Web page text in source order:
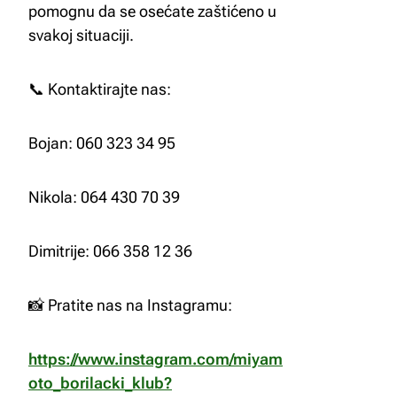
pomognu da se osećate zaštićeno u
svakoj situaciji.
📞 Kontaktirajte nas:
Bojan: 060 323 34 95
Nikola: 064 430 70 39
Dimitrije: 066 358 12 36
📸 Pratite nas na Instagramu:
https://www.instagram.com/miyam
oto_borilacki_klub?